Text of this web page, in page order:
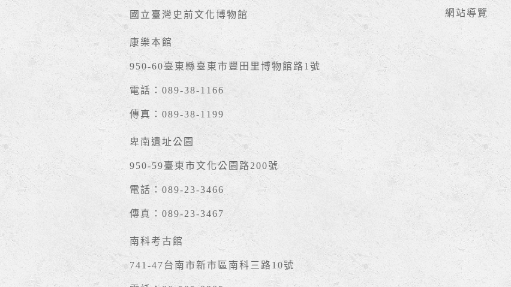
國立臺灣史前文化博物館
康樂本館
950-60臺東縣臺東市豐田里博物館路1號
電話：089-38-1166
傳真：089-38-1199
卑南遺址公園
950-59臺東市文化公園路200號
電話：089-23-3466
傳真：089-23-3467
南科考古館
741-47台南市新市區南科三路10號
網站導覽